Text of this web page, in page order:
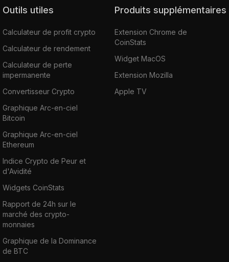
Outils utiles
Calculateur de profit crypto
Calculateur de rendement
Calculateur de perte
impermanente
Convertisseur Crypto
Graphique Arc-en-ciel
Bitcoin
Graphique Arc-en-ciel
Ethereum
Indice Crypto de Peur et
d'Avidité
Widgets CoinStats
Rapport de 24h sur le
marché des crypto-
monnaies
Graphique de la Dominance
de BTC
Produits supplémentaires
Extension Chrome de
CoinStats
Widget MacOS
Extension Mozilla
Apple TV